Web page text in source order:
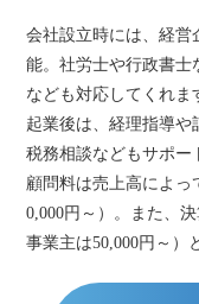
会社設立時には、経営
能。社労士や行政書士
なども対応してくれま
起業後は、経理指導や
税務相談などもサポー
顧問料は売上高によっ
0,000円～）。また、
事業主は50,000円～）